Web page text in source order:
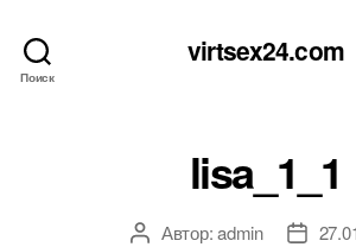
Поиск
virtsex24.com
lisa_1_1
АвторАвтор:admin
Дата